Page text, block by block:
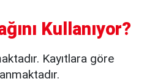
Kullanıyor?
Kayıtlara göre